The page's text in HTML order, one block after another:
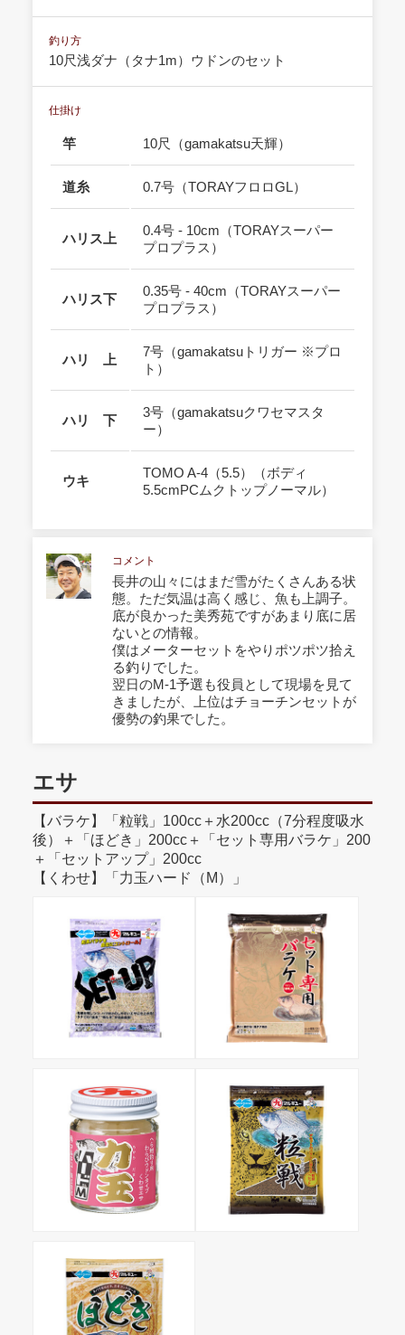
釣り方
10尺浅ダナ（タナ1m）ウドンのセット
仕掛け
竿 10尺（gamakatsu天輝）
道糸 0.7号（TORAYフロロGL）
ハリス上
0.4号 - 10cm（TORAYスーパー
プロプラス）
ハリス下
0.35号 - 40cm（TORAYスーパー
プロプラス）
ハリ 上
7号（gamakatsuトリガー ※プロ
ト）
ハリ 下
3号（gamakatsuクワセマスタ
ー）
ウキ
TOMO A-4（5.5）（ボディ
5.5cmPCムクトップノーマル）
コメント
長井の山々にはまだ雪がたくさんある状
態。ただ気温は高く感じ、魚も上調子。
底が良かった美秀苑ですがあまり底に居
ないとの情報。
僕はメーターセットをやりポツポツ拾え
る釣りでした。
翌日のM-1予選も役員として現場を見て
きましたが、上位はチョーチンセットが
優勢の釣果でした。
エサ
【バラケ】「粒戦」100cc＋水200cc（7分程度吸水
後）＋「ほどき」200cc＋「セット専用バラケ」200
＋「セットアップ」200cc
【くわせ】「力玉ハード（M）」